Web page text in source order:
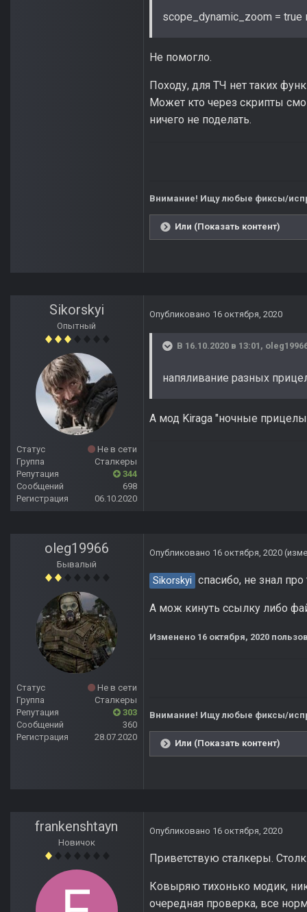
scope_dynamic_zoom =
Не помогло.
Походу, для ТЧ нет таких
Может кто через скрипты
ничего не поделать.
Внимание! Ищу любые фиксы/
Или (Показать контент)
Sikorskyi
Опытный
Статус
Не в сети
Группа
Сталкеры
Репутация
344
Сообщений
698
Регистрация
06.10.2020
Опубликовано 16 октября, 2020
В 16.10.2020 в 13:01,
напяливание разных
А мод Kiragа "ночные
oleg19966
Бывалый
Статус
Не в сети
Группа
Сталкеры
Репутация
303
Сообщений
360
Регистрация
28.07.2020
Опубликовано 16 октября, 2020
Sikorskyi спасибо, не знал
А мож кинуть ссылку либо
Изменено 16 октября, 2020
Внимание! Ищу любые фиксы/
Или (Показать контент)
frankenshtayn
Новичок
Опубликовано 16 октября, 2020
Приветствую сталкеры.
Ковыряю тихонько модик,
очередная проверка, все